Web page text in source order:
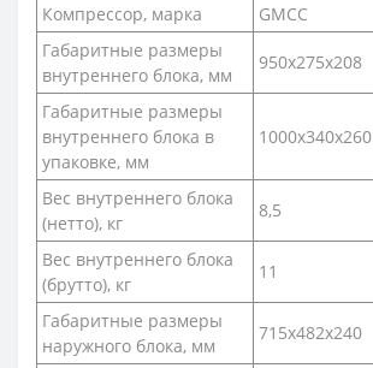
Компрессор, марка
GMCC
Габаритные размеры
внутреннего блока, мм
950x275x208
Габаритные размеры
внутреннего блока в
упаковке, мм
1000x340x260
Вес внутреннего блока
(нетто), кг
8,5
Вес внутреннего блока
(брутто), кг
11
Габаритные размеры
наружного блока, мм
715x482x240